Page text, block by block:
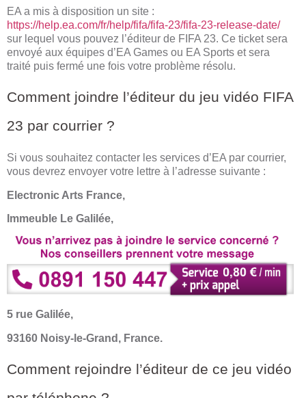
EA a mis à disposition un site :
https://help.ea.com/fr/help/fifa/fifa-23/fifa-23-release-date/
sur lequel vous pouvez l’éditeur de FIFA 23. Ce ticket sera
envoyé aux équipes d’EA Games ou EA Sports et sera
traité puis fermé une fois votre problème résolu.
Comment joindre l’éditeur du jeu vidéo FIFA
23 par courrier ?
Si vous souhaitez contacter les services d’EA par courrier,
vous devrez envoyer votre lettre à l’adresse suivante :
Electronic Arts France,
Immeuble Le Galilée,
5 rue Galilée,
93160 Noisy-le-Grand, France.
Comment rejoindre l’éditeur de ce jeu vidéo